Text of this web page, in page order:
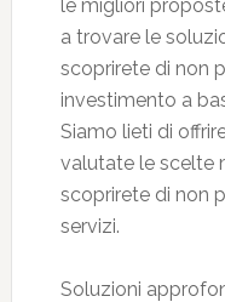
le migliori
a trovare le
scoprirete di non
investimento a
Siamo lieti di
valutate le scelte
scoprirete di non
servizi.
Soluzioni